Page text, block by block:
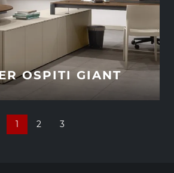
OSPITI GIANT
1 2 3